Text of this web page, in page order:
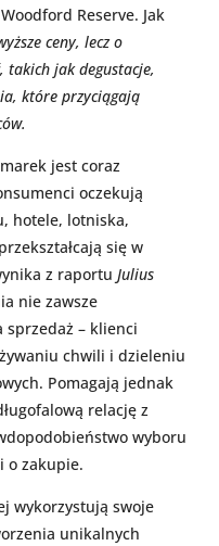
Reserve. Jak
ceny, lecz o
takich jak degustacje,
które przyciągają
jest coraz
oczekują
hotele, lotniska,
się w
z raportu Julius
nie zawsze
sprzedaż – klienci
chwili i dzieleniu
Pomagają jednak
relację z
wyboru
o zakupie.
wykorzystują swoje
unikalnych